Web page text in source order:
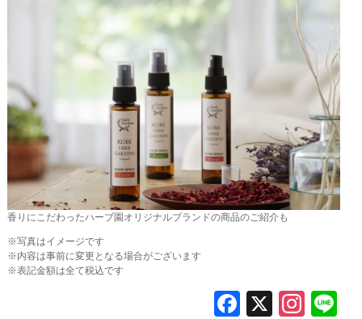
香りにこだわったハーブ園オリジナルブランドの商品のご紹介も
※写真はイメージです
※内容は事前に変更となる場合がございます
※表記金額は全て税込です
F X In